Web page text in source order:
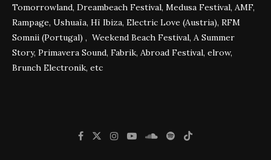
Tomorrowland, Dreambeach Festival, Medusa Festival, AMF,
Rampage, Ushuaïa, Hï Ibiza, Electric Love (Austria), RFM
Somnii (Portugal) , Weekend Beach Festival, A Summer
Story, Primavera Sound, Fabrik, Abroad Festival, elrow,
Brunch Electronik, etc